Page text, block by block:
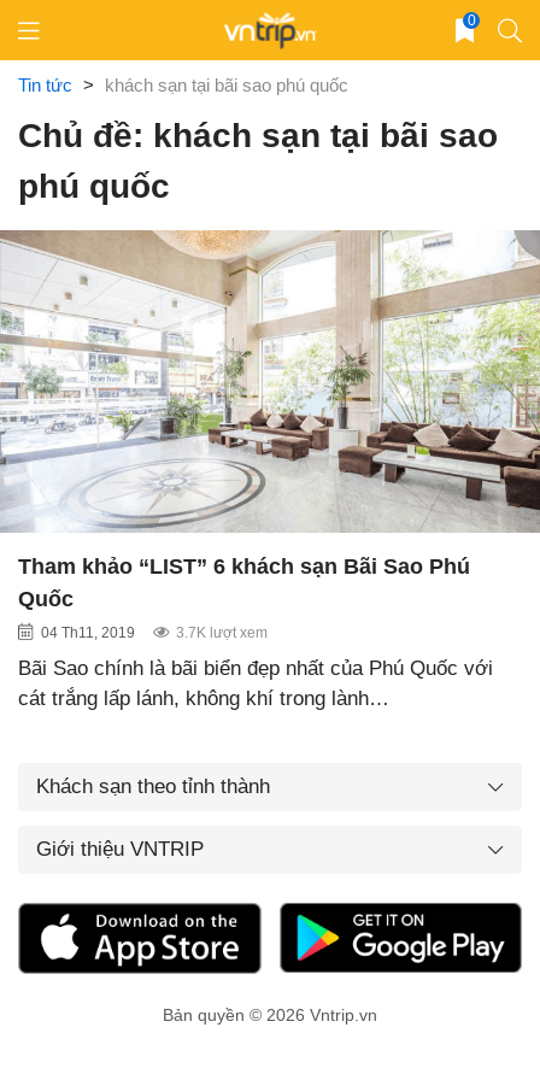
content
0
Tin tức > khách sạn tại bãi sao phú quốc
Chủ đề: khách sạn tại bãi sao
phú quốc
Tham khảo “LIST” 6 khách sạn Bãi Sao Phú
Quốc
04 Th11, 2019 3.7K lượt xem
Bãi Sao chính là bãi biển đẹp nhất của Phú Quốc với
cát trắng lấp lánh, không khí trong lành…
Khách sạn theo tỉnh thành
Giới thiệu VNTRIP
Bản quyền © 2026 Vntrip.vn